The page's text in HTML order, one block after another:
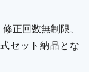
正回数無制限、
セット納品とな